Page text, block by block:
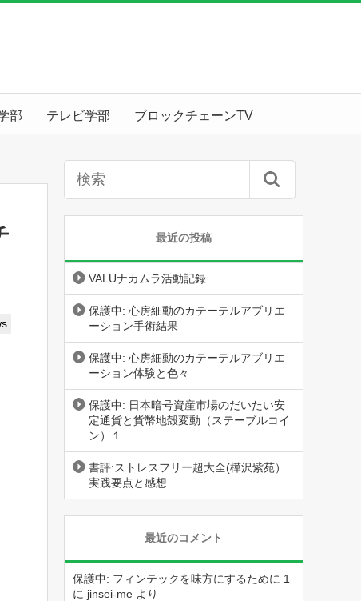
部 テレビ学部 ブロックチェーンTV
最近の投稿
VALUナカムラ活動記録
保護中: 心房細動のカテーテルアブリエ
ーション手術結果
保護中: 心房細動のカテーテルアブリエ
ーション体験と色々
保護中: 日本暗号資産市場のだいたい安
定通貨と貨幣地殻変動（ステーブルコイ
ン）１
書評:ストレスフリー超大全(樺沢紫苑）
実践要点と感想
最近のコメント
保護中: フィンテックを味方にするために 1
に jinsei-me より